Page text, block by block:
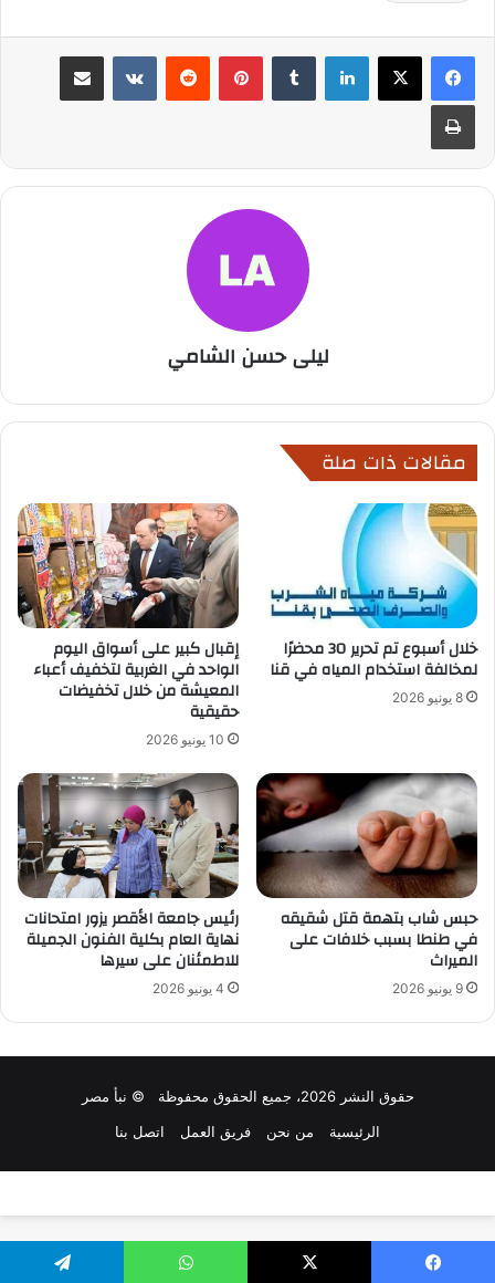
لينكدإن بينتيريست مشاركة عبر البريد
طباعة
ليلى حسن الشامي
مقالات ذات صلة
خلال أسبوع تم تحرير 30 محضرًا
لمخالفة استخدام المياه في قنا
8 يونيو 2026
إقبال كبير على أسواق اليوم
الواحد في الغربية لتخفيف أعباء
المعيشة من خلال تخفيضات
حقيقية
10 يونيو 2026
حبس شاب بتهمة قتل شقيقه
في طنطا بسبب خلافات على
الميراث
9 يونيو 2026
رئيس جامعة الأقصر يزور امتحانات
نهاية العام بكلية الفنون الجميلة
للاطمئنان على سيرها
4 يونيو 2026
حقوق النشر 2026، جميع الحقوق محفوظة © نبأ مصر
الرئيسية
من نحن فريق العمل اتصل بنا